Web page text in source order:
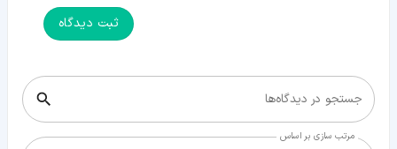
ثبت دیدگاه
جستجو در دیدگاه‌ها
مرتب سازی بر اساس